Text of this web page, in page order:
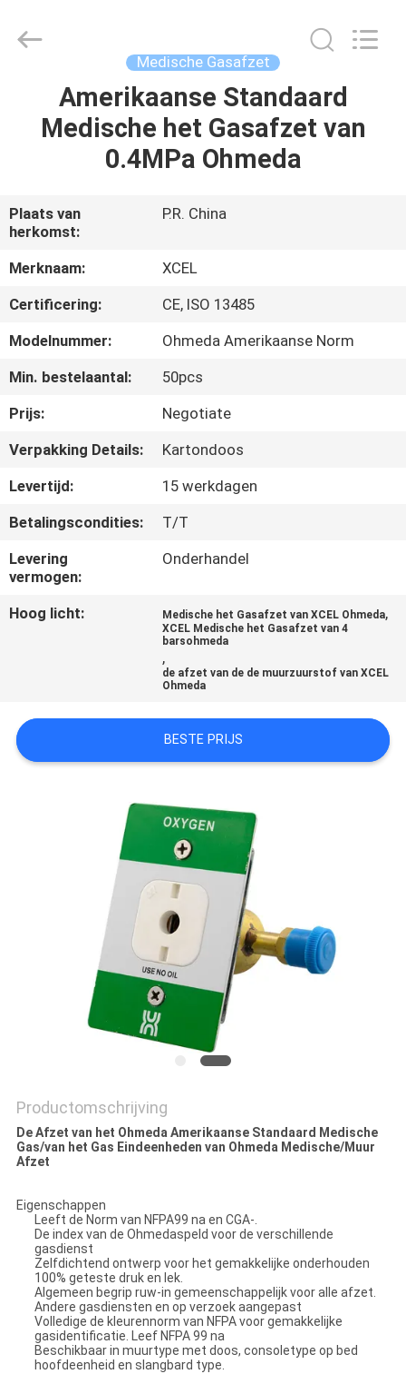
PRODUCTEN
ONGEVEER
ONS
FABRIEKSREIS
CONTACTEER
ONS
OM
EEN
PRIVACY
POLICY
Ltd..
Medische Gasafzet
Amerikaanse Standaard
Medische het Gasafzet van
0.4MPa Ohmeda
Plaats van
herkomst:
P.R. China
Merknaam:
XCEL
Certificering:
CE, ISO 13485
Modelnummer:
Ohmeda Amerikaanse Norm
Min. bestelaantal:
50pcs
Prijs:
Negotiate
Verpakking Details:
Kartondoos
Levertijd:
15 werkdagen
Betalingscondities:
T/T
Levering
vermogen:
Onderhandel
Hoog licht: Medische het Gasafzet van XCEL Ohmeda,
XCEL Medische het Gasafzet van 4
barsohmeda
,
de afzet van de de muurzuurstof van XCEL
Ohmeda
BESTE PRIJS
Productomschrijving
De Afzet van het Ohmeda Amerikaanse Standaard Medische
Gas/van het Gas Eindeenheden van Ohmeda Medische/Muur
Afzet
Eigenschappen
Leeft de Norm van NFPA99 na en CGA-.
De index van de Ohmedaspeld voor de verschillende
gasdienst
Zelfdichtend ontwerp voor het gemakkelijke onderhouden
100% geteste druk en lek.
Algemeen begrip ruw-in gemeenschappelijk voor alle afzet.
Andere gasdiensten en op verzoek aangepast
Volledige de kleurennorm van NFPA voor gemakkelijke
gasidentificatie. Leef NFPA 99 na
Beschikbaar in muurtype met doos, consoletype op bed
hoofdeenheid en slangbard type.